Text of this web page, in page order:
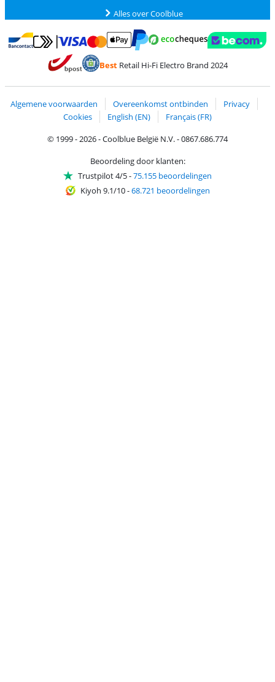
Alles over Coolblue
Betalen met Bancontact
Betalen met MasterCard en Visa via ClickToPay
BestRetail Hi-Fi Electro Brand 2024
Algemene voorwaarden Overeenkomst ontbinden
Privacy
Cookies
English (EN)
Français (FR)
© 1999 - 2026 - Coolblue België N.V. - 0867.686.774
Beoordeling door klanten:
Trustpilot 4/5-75.155 beoordelingen
Kiyoh 9.1/10-68.721 beoordelingen